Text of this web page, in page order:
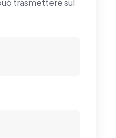
trasmettere sul